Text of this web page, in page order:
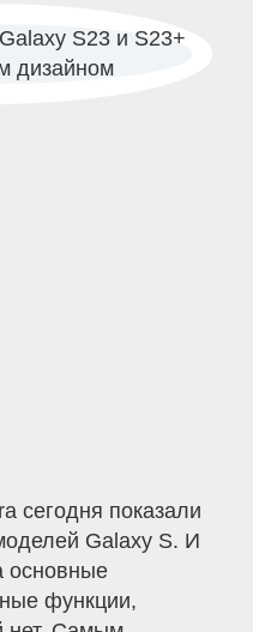
сегодня показали
Galaxy S. И
основные
функции,